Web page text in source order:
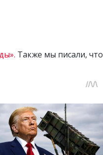
Также мы писали, что